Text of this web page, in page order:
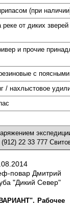
(при
от диких зверей
и прочие
с
/ нахлыстовое
22 33 777
повар Дмитрий
"Дикий Север"
Рабочее